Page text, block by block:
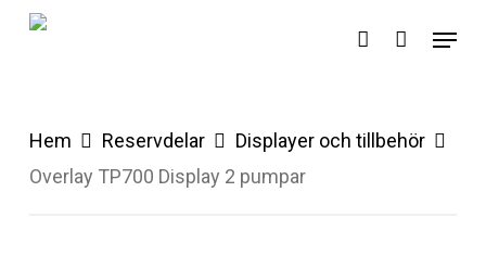
Skip
account
Menu
Hem Reservdelar
Displayer och tillbehör
Overlay TP700 Display 2 pumpar